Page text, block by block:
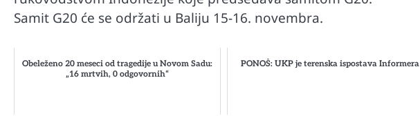
Samit G20 će se održati u Baliju 15-16. novembra.
Obeleženo 20 meseci od tragedije u Novom Sadu:
„16 mrtvih, 0 odgovornih“
PONOŠ: UKP je terenska ispostava Informera